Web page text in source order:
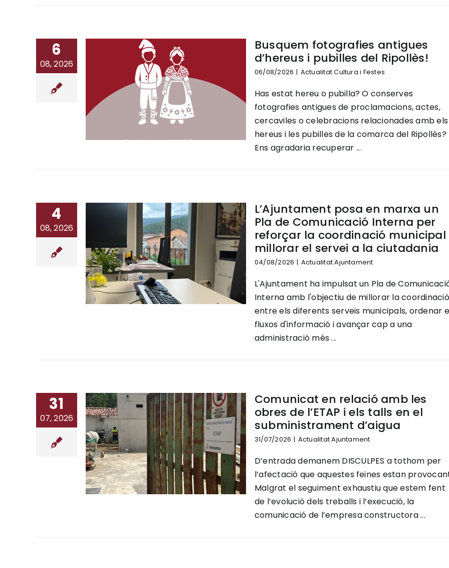
6
08, 2026
Busquem fotografies antigues
d’hereus i pubilles del Ripollès!
06/08/2026 | Actualitat Cultura i Festes
Has estat hereu o pubilla? O conserves
fotografies antigues de proclamacions, actes,
cercaviles o celebracions relacionades amb els
hereus i les pubilles de la comarca del Ripollès?
Ens agradaria recuperar ...
4
08, 2026
L’Ajuntament posa en marxa un
Pla de Comunicació Interna per
reforçar la coordinació municipal
millorar el servei a la ciutadania
04/08/2026 | Actualitat Ajuntament
L'Ajuntament ha impulsat un Pla de
Interna amb l'objectiu de millorar la coordinació
entre els diferents serveis municipals, ordenar
fluxos d'informació i avançar cap a una
administració més ...
31
07, 2026
Comunicat en relació amb les
obres de l’ETAP i els talls en el
subministrament d’aigua
31/07/2026 | Actualitat Ajuntament
D’entrada demanem DISCULPES a tothom per
l’afectació que aquestes feines estan
Malgrat el seguiment exhaustiu que estem fent
de l’evolució dels treballs i l’execució, la
comunicació de l’empresa constructora ...